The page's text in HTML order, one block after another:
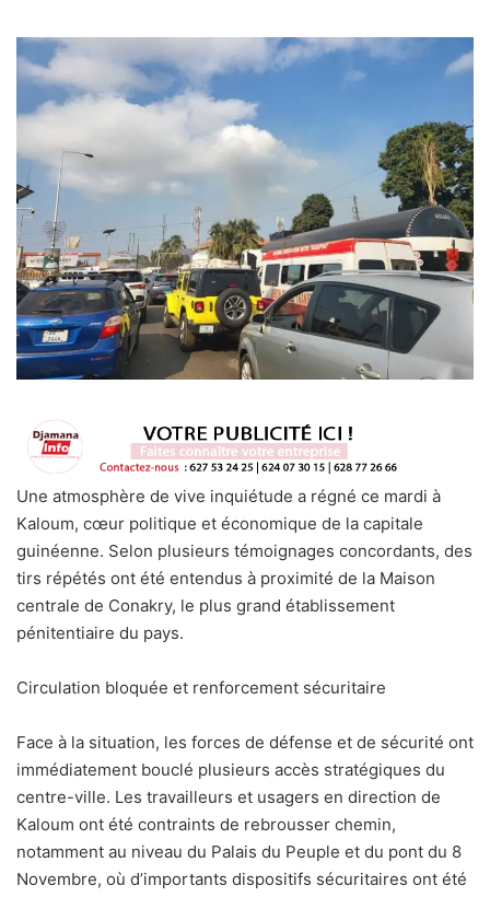
Une atmosphère de vive inquiétude a régné ce mardi à
Kaloum, cœur politique et économique de la capitale
guinéenne. Selon plusieurs témoignages concordants, des
tirs répétés ont été entendus à proximité de la Maison
centrale de Conakry, le plus grand établissement
pénitentiaire du pays.
Circulation bloquée et renforcement sécuritaire
Face à la situation, les forces de défense et de sécurité ont
immédiatement bouclé plusieurs accès stratégiques du
centre-ville. Les travailleurs et usagers en direction de
Kaloum ont été contraints de rebrousser chemin,
notamment au niveau du Palais du Peuple et du pont du 8
Novembre, où d’importants dispositifs sécuritaires ont été